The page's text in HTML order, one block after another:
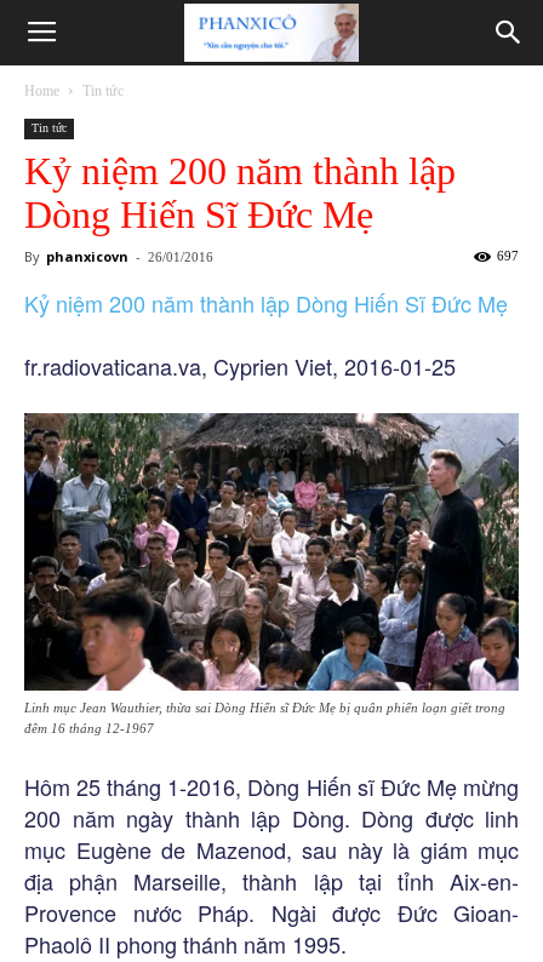
Phanxicô
Home Tin tức
Tin tức
Kỷ niệm 200 năm thành lập
Dòng Hiến Sĩ Đức Mẹ
By phanxicovn - 26/01/2016 697
Kỷ niệm 200 năm thành lập Dòng Hiến Sĩ Đức Mẹ
fr.radiovaticana.va, Cyprien Viet, 2016-01-25
Linh mục Jean Wauthier, thừa sai Dòng Hiến sĩ Đức Mẹ bị quân phiến loạn giết trong
đêm 16 tháng 12-1967
Hôm 25 tháng 1-2016, Dòng Hiến sĩ Đức Mẹ mừng
200 năm ngày thành lập Dòng. Dòng được linh
mục Eugène de Mazenod, sau này là giám mục
địa phận Marseille, thành lập tại tỉnh Aix-en-
Provence nước Pháp. Ngài được Đức Gioan-
Phaolô II phong thánh năm 1995.